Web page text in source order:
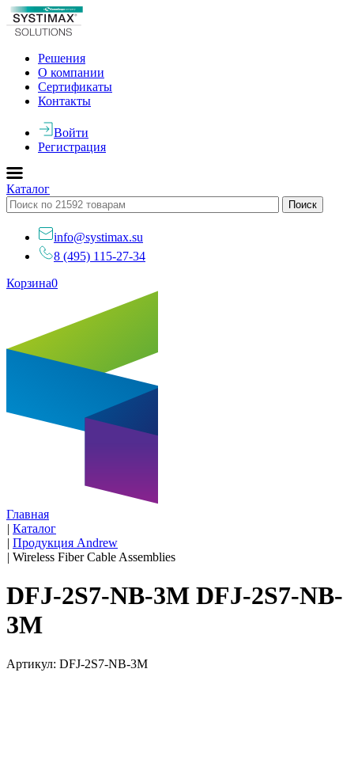
Решения
О компании
Сертификаты
Контакты
Войти
Регистрация
Каталог
info@systimax.su
8 (495) 115-27-34
Корзина0
Главная
| Каталог
| Продукция Andrew
| Wireless Fiber Cable Assemblies
DFJ-2S7-NB-3M DFJ-2S7-NB-
3M
Артикул: DFJ-2S7-NB-3M